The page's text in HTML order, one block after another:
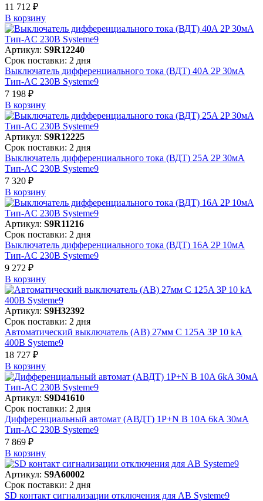
11 712 ₽
В корзинy
Артикул: S9R12240
Срок поставки: 2 дня
Выключатель дифференциального тока (ВДТ) 40A 2P 30мА
Тип-AC 230В Systeme9
7 198 ₽
В корзинy
Артикул: S9R12225
Срок поставки: 2 дня
Выключатель дифференциального тока (ВДТ) 25A 2P 30мА
Тип-AC 230В Systeme9
7 320 ₽
В корзинy
Артикул: S9R11216
Срок поставки: 2 дня
Выключатель дифференциального тока (ВДТ) 16A 2P 10мА
Тип-AC 230В Systeme9
9 272 ₽
В корзинy
Артикул: S9H32392
Срок поставки: 2 дня
Автоматический выключатель (АВ) 27мм C 125A 3P 10 kA
400В Systeme9
18 727 ₽
В корзинy
Артикул: S9D41610
Срок поставки: 2 дня
Дифференциальный автомат (АВДТ) 1P+N B 10A 6kA 30мА
Тип-AC 230В Systeme9
7 869 ₽
В корзинy
Артикул: S9A60002
Срок поставки: 2 дня
SD контакт сигнализации отключения для АВ Systeme9